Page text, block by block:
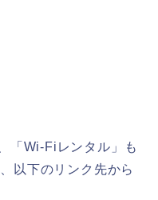
「Wi-Fiレンタル」も
以下のリンク先から